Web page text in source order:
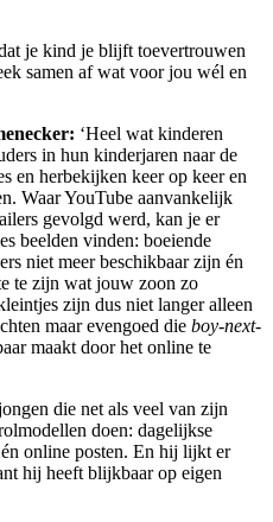
je kind je blijft toevertrouwen
samen af wat voor jou wél en
‘Heel wat kinderen
in hun kinderjaren naar de
en herbekijken keer op keer en
Waar YouTube aanvankelijk
gevolgd werd, kan je er
beelden vinden: boeiende
niet meer beschikbaar zijn én
te zijn wat jouw zoon zo
zijn dus niet langer alleen
maar evengoed die boy-next-
maakt door het online te
die net als veel van zijn
doen: dagelijkse
online posten. En hij lijkt er
hij heeft blijkbaar op eigen